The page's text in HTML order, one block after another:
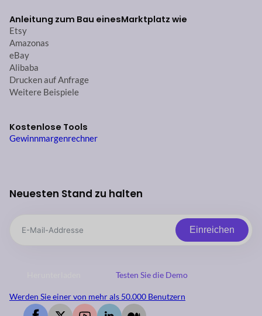
Anleitung zum Bau einesMarktplatz wie
Etsy
Amazonas
eBay
Alibaba
Drucken auf Anfrage
Weitere Beispiele
Kostenlose Tools
Gewinnmargenrechner
Neuesten Stand zu halten
Einreichen
Testen Sie die Demo
Werden Sie einer von mehr als 50.000 Benutzern